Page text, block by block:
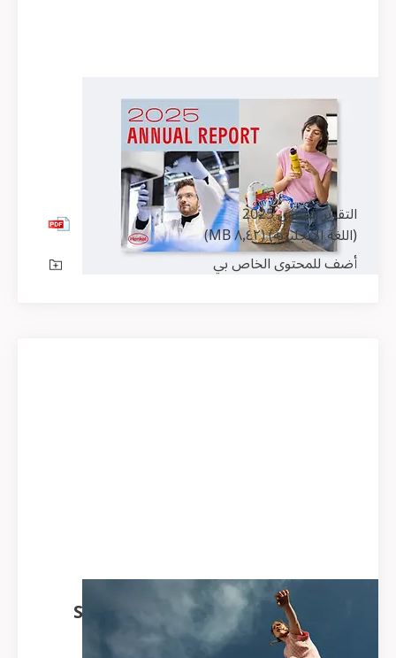
التقرير السنوي 2025
(اللغة الإنجليزية)
incl.Sustainability Statement
التقرير السنوي 2025
(اللغة الإنجليزية)(٨٫٤٢ MB)
أضف للمحتوى الخاص بي
(اللغة الإنجليزية)